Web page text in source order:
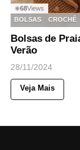
◉68Views
BOLSAS
CROCHÊ
Bolsas de
Verão
28/11/2024
Veja Mais